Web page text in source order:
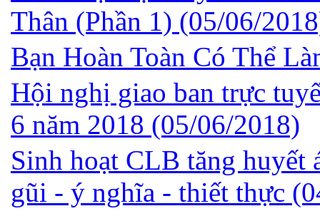
Thân (Phần 1) (05/06/
Bạn Hoàn Toàn Có Thể
Hội nghị giao ban trực
6 năm 2018 (05/06/2018)
Sinh hoạt CLB tăng huyết
gũi - ý nghĩa - thiết thực